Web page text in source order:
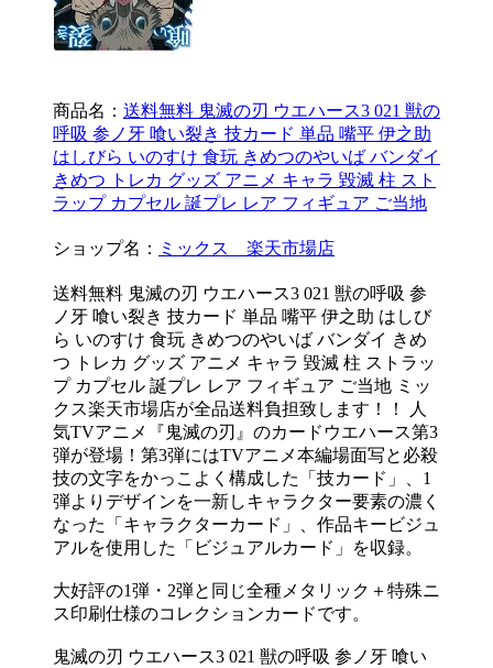
商品名： 送料無料 鬼滅の刃 ウエハース3 021 獣の
呼吸 参ノ牙 喰い裂き 技カード 単品 嘴平 伊之助
はしびら いのすけ 食玩 きめつのやいば バンダイ
きめつ トレカ グッズ アニメ キャラ 毀滅 柱 スト
ラップ カプセル 誕プレ レア フィギュア ご当地
ショップ名： ミックス 楽天市場店
送料無料 鬼滅の刃 ウエハース3 021 獣の呼吸 参
ノ牙 喰い裂き 技カード 単品 嘴平 伊之助 はしび
ら いのすけ 食玩 きめつのやいば バンダイ きめ
つ トレカ グッズ アニメ キャラ 毀滅 柱 ストラッ
プ カプセル 誕プレ レア フィギュア ご当地 ミッ
クス楽天市場店が全品送料負担致します！！ 人
気TVアニメ『鬼滅の刃』のカードウエハース第3
弾が登場！第3弾にはTVアニメ本編場面写と必殺
技の文字をかっこよく構成した「技カード」、1
弾よりデザインを一新しキャラクター要素の濃く
なった「キャラクターカード」、作品キービジュ
アルを使用した「ビジュアルカード」を収録。
大好評の1弾・2弾と同じ全種メタリック＋特殊ニ
ス印刷仕様のコレクションカードです。
鬼滅の刃 ウエハース3 021 獣の呼吸 参ノ牙 喰い